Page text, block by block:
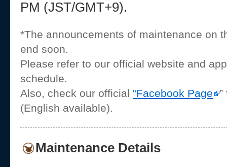
PM (JST/GMT+9).
*The announcements of maintenance on
end soon.
Please refer to our official website and
schedule.
Also, check our official “Facebook Page
(English available).
Maintenance Details